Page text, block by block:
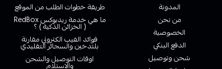
المدونة
من نحن
الخصوصية
الدفع البنكي
شحن وتوصيل
طريقة خطوات الطلب من الموقع
ما هي خدمة ريدبوكس RedBox
( الخزائن الذكية ) ؟
فوائد الفيب الكتروني مقارنة
بلتدخين والسجائر التقليدي
اوقات التوصيل والشحن
والاستلام